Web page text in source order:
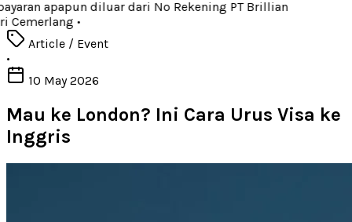
apapun diluar dari No Rekening PT Brillian
Cemerlang•
Article / Event
•
10 May 2026
Mau ke London? Ini Cara Urus Visa ke
Inggris